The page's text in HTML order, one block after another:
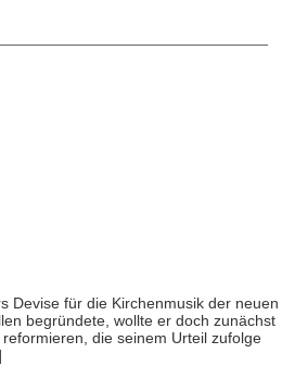
Devise für die Kirchenmusik der neuen
begründete, wollte er doch zunächst
die seinem Urteil zufolge